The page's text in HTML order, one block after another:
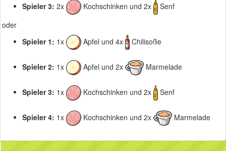
Spieler 3: 2x Kochschinken und 2x
Senf
oder
Spieler 1: 1x Apfel und 4x Chilisoße
Spieler 2: 1x Apfel und 2x Marmelade
Spieler 3: 1x Kochschinken und 2x Senf
Spieler 4: 1x Kochschinken und 2x Marmelade